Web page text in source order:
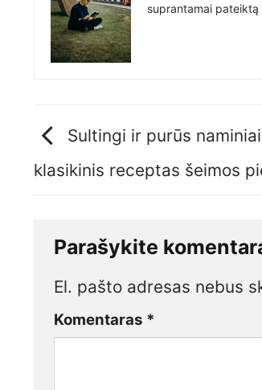
suprantamai pateiktą
Sultingi ir purūs
klasikinis receptas šeimos
Parašykite
El. pašto adresas nebus
Komentaras *